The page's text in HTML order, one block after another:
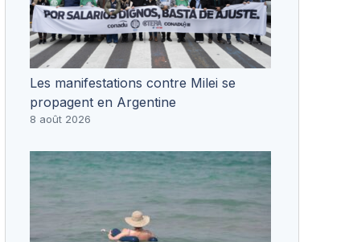
Les manifestations contre Milei se
propagent en Argentine
8 août 2026